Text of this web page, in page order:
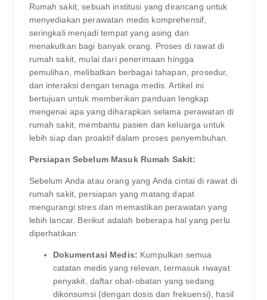
Rumah sakit, sebuah institusi yang dirancang untuk
menyediakan perawatan medis komprehensif,
seringkali menjadi tempat yang asing dan
menakutkan bagi banyak orang. Proses di rawat di
rumah sakit, mulai dari penerimaan hingga
pemulihan, melibatkan berbagai tahapan, prosedur,
dan interaksi dengan tenaga medis. Artikel ini
bertujuan untuk memberikan panduan lengkap
mengenai apa yang diharapkan selama perawatan di
rumah sakit, membantu pasien dan keluarga untuk
lebih siap dan proaktif dalam proses penyembuhan.
Persiapan Sebelum Masuk Rumah Sakit:
Sebelum Anda atau orang yang Anda cintai di rawat di
rumah sakit, persiapan yang matang dapat
mengurangi stres dan memastikan perawatan yang
lebih lancar. Berikut adalah beberapa hal yang perlu
diperhatikan:
Dokumentasi Medis: Kumpulkan semua
catatan medis yang relevan, termasuk riwayat
penyakit, daftar obat-obatan yang sedang
dikonsumsi (dengan dosis dan frekuensi), hasil